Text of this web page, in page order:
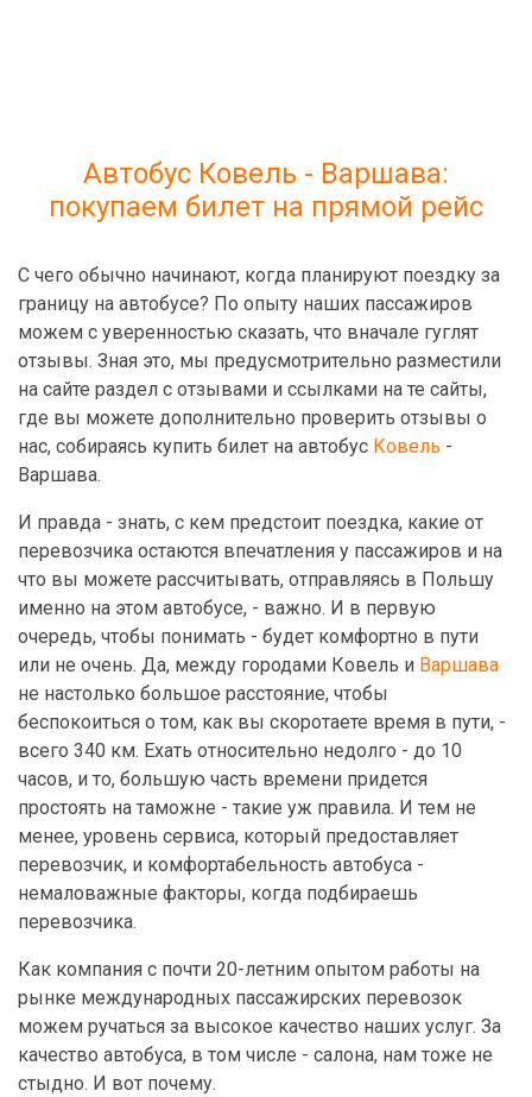
Автобус Ковель - Варшава:
покупаем билет на прямой рейс
С чего обычно начинают, когда планируют поездку за
границу на автобусе? По опыту наших пассажиров
можем с уверенностью сказать, что вначале гуглят
отзывы. Зная это, мы предусмотрительно разместили
на сайте раздел с отзывами и ссылками на те сайты,
где вы можете дополнительно проверить отзывы о
нас, собираясь купить билет на автобус Ковель -
Варшава.
И правда - знать, с кем предстоит поездка, какие от
перевозчика остаются впечатления у пассажиров и на
что вы можете рассчитывать, отправляясь в Польшу
именно на этом автобусе, - важно. И в первую
очередь, чтобы понимать - будет комфортно в пути
или не очень. Да, между городами Ковель и Варшава
не настолько большое расстояние, чтобы
беспокоиться о том, как вы скоротаете время в пути, -
всего 340 км. Ехать относительно недолго - до 10
часов, и то, большую часть времени придется
простоять на таможне - такие уж правила. И тем не
менее, уровень сервиса, который предоставляет
перевозчик, и комфортабельность автобуса -
немаловажные факторы, когда подбираешь
перевозчика.
Как компания с почти 20-летним опытом работы на
рынке международных пассажирских перевозок
можем ручаться за высокое качество наших услуг. За
качество автобуса, в том числе - салона, нам тоже не
стыдно. И вот почему.